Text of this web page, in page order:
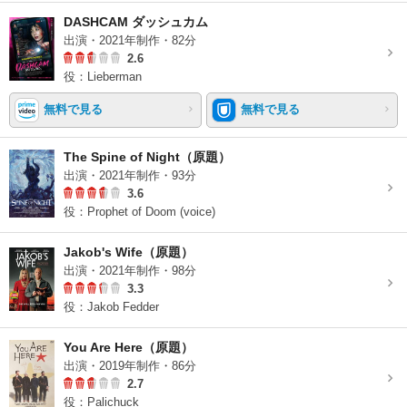
DASHCAM ダッシュカム
出演・2021年制作・82分
2.6
役：Lieberman
無料で見る 無料で見る
The Spine of Night（原題）
出演・2021年制作・93分
3.6
役：Prophet of Doom (voice)
Jakob's Wife（原題）
出演・2021年制作・98分
3.3
役：Jakob Fedder
You Are Here（原題）
出演・2019年制作・86分
2.7
役：Palichuck